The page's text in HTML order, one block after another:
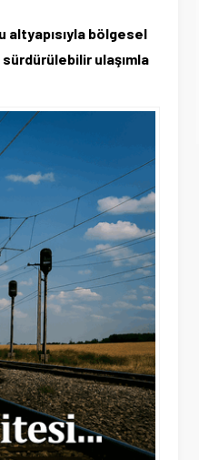
altyapısıyla bölgesel
ulaşımla